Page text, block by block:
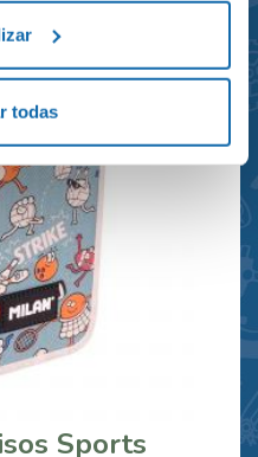
todas
Sports